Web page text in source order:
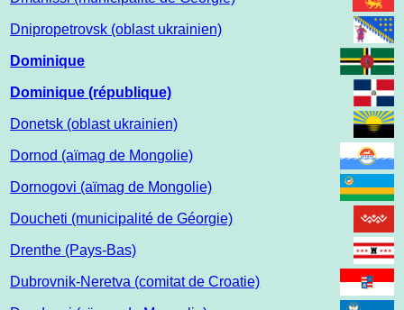
Dnipropetrovsk (oblast ukrainien)
Dominique
Dominique (république)
Donetsk (oblast ukrainien)
Dornod (aïmag de Mongolie)
Dornogovi (aïmag de Mongolie)
Doucheti (municipalité de Géorgie)
Drenthe (Pays-Bas)
Dubrovnik-Neretva (comitat de Croatie)